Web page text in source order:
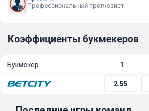
Профессиональный прогнозист
Коэффициенты букмекеров
Букмекер 1
2.55